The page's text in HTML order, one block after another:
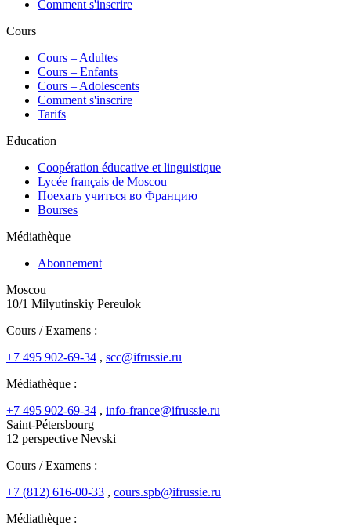
Comment s'inscrire
Cours
Сours – Adultes
Cours – Enfants
Cours – Adolescents
Comment s'inscrire
Tarifs
Education
Coopération éducative et linguistique
Lycée français de Moscou
Поехать учиться во Францию
Bourses
Médiathèque
Abonnement
Moscou
10/1 Milyutinskiy Pereulok
Cours / Examens :
+7 495 902-69-34 , scc@ifrussie.ru
Médiathèque :
+7 495 902-69-34 , info-france@ifrussie.ru
Saint-Pétersbourg
12 perspective Nevski
Cours / Examens :
+7 (812) 616-00-33 , cours.spb@ifrussie.ru
Médiathèque :